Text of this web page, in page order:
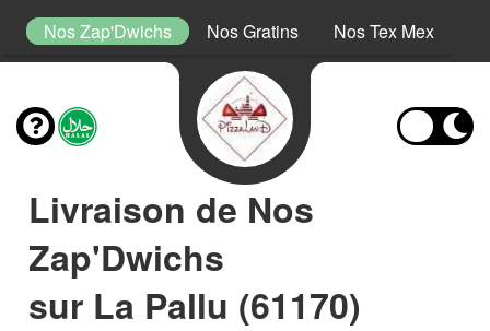
Nos Zap'Dwichs Nos Gratins Nos Tex Mex
Livraison de Nos
Zap'Dwichs
sur La Pallu (61170)